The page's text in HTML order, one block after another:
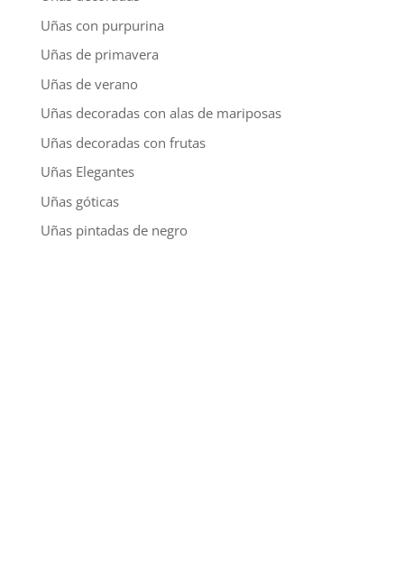
Uñas con purpurina
Uñas de primavera
Uñas de verano
Uñas decoradas con alas de mariposas
Uñas decoradas con frutas
Uñas Elegantes
Uñas góticas
Uñas pintadas de negro